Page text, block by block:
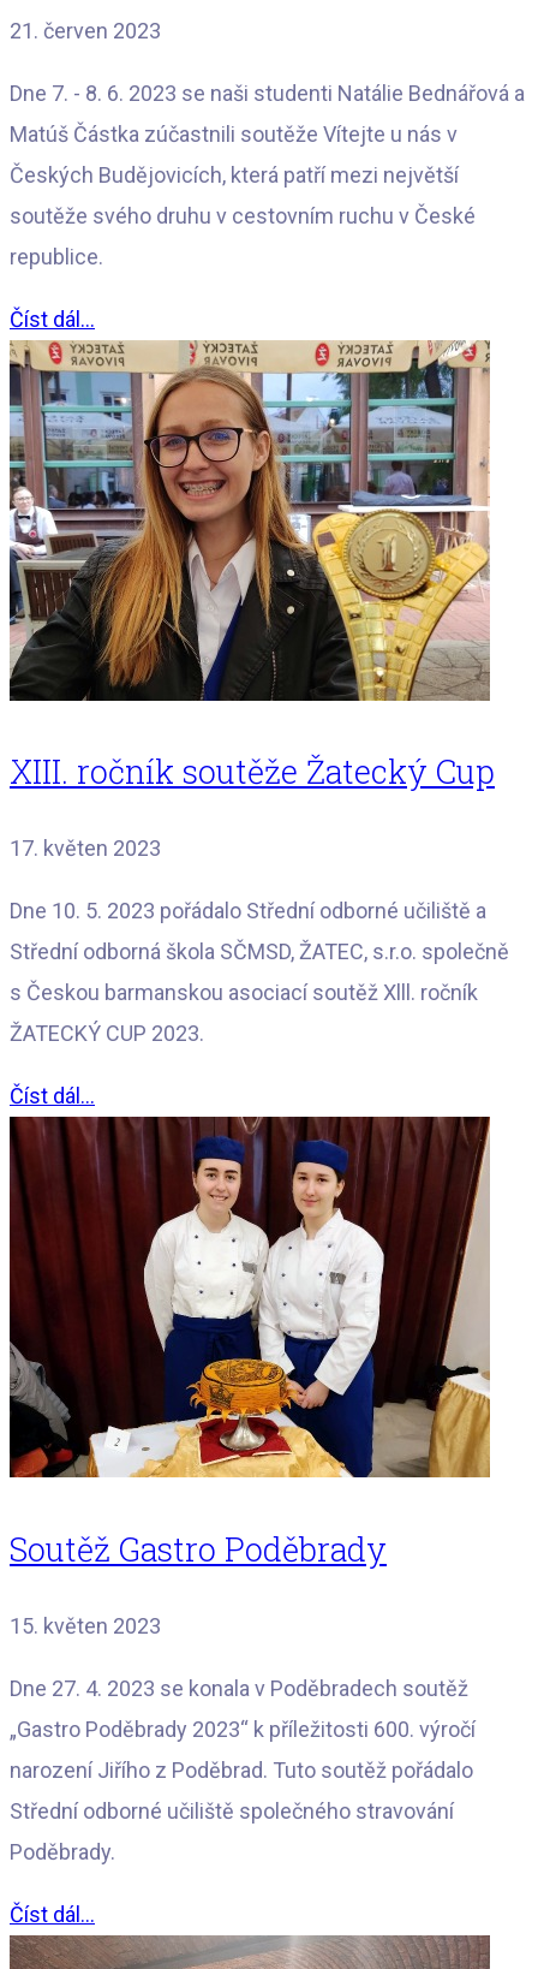
21. červen 2023
Dne 7. - 8. 6. 2023 se naši studenti Natálie Bednářová a
Matúš Částka zúčastnili soutěže Vítejte u nás v
Českých Budějovicích, která patří mezi největší
soutěže svého druhu v cestovním ruchu v České
republice.
Číst dál...
XIII. ročník soutěže Žatecký Cup
17. květen 2023
Dne 10. 5. 2023 pořádalo Střední odborné učiliště a
Střední odborná škola SČMSD, ŽATEC, s.r.o. společně
s Českou barmanskou asociací soutěž Xlll. ročník
ŽATECKÝ CUP 2023.
Číst dál...
Soutěž Gastro Poděbrady
15. květen 2023
Dne 27. 4. 2023 se konala v Poděbradech soutěž
„Gastro Poděbrady 2023“ k příležitosti 600. výročí
narození Jiřího z Poděbrad. Tuto soutěž pořádalo
Střední odborné učiliště společného stravování
Poděbrady.
Číst dál...